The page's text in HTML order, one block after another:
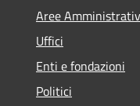
Aree
Uffici
Enti e fondazioni
Politici